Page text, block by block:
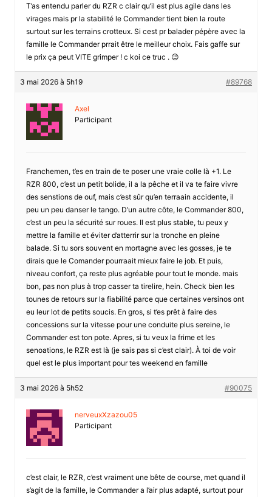
T’as entendu parler du RZR c clair qu’il est plus agile dans les
virages mais pr la stabilité le Commander tient bien la route
surtout sur les terrains crotteux. Si cest pr balader pépère avec la
famille le Commander prrait être le meilleur choix. Fais gaffe sur
le prix ça peut VITE grimper ! c koi ce truc . 😉
3 mai 2026 à 5h19 #89768
Axel
Participant
Franchemen, t’es en train de te poser une vraie colle là +1. Le
RZR 800, c’est un petit bolide, il a la pêche et il va te faire vivre
des senstions de ouf, mais c’est sûr qu’en terraain accidente, il
peu un peu danser le tango. D’un autre côte, le Commander 800,
c’est un peu la sécurité sur roues. Il est plus stable, tu peux y
mettre la famille et éviter d’atterrir sur la tronche en pleine
balade. Si tu sors souvent en mortagne avec les gosses, je te
dirais que le Comander pourraait mieux faire le job. Et puis,
niveau confort, ça reste plus agréable pour tout le monde. mais
bon, pas non plus à trop casser ta tirelire, hein. Check bien les
tounes de retours sur la fiabilité parce que certaines versinos ont
eu leur lot de petits soucis. En gros, si t’es prêt à faire des
concessions sur la vitesse pour une conduite plus sereine, le
Commander est ton pote. Apres, si tu veux la frime et les
senoations, le RZR est là (je sais pas si c’est clair). À toi de voir
quel est le plus important pour tes weekend en famille
3 mai 2026 à 5h52 #90075
nerveuxXzazou05
Participant
c’est clair, le RZR, c’est vraiment une bête de course, met quand il
s’agit de la famille, le Commander a l’air plus adapté, surtout pour